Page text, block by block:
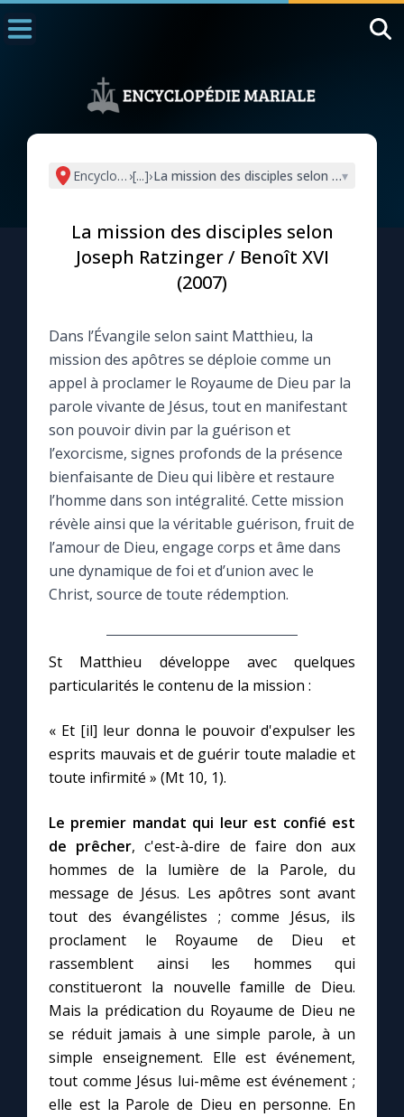
L'actualité de la semaine
La newsletter
La vidéo de la semaine
Le compte Tiktok
Le magazine
Le site internet
Questions-réponses
Prier au quotidien
L'Évangile chaque jour
Marie qui défait les nœuds
Me consacrer à Jésus par Marie
Mes intentions de prière
Une Minute avec Marie
Une neuvaine
Encyclopédie mariale
›[...]›La mission des disciples selon Joseph
▾
La mission des disciples selon
Joseph Ratzinger / Benoît XVI
(2007)
Dans l’Évangile selon saint Matthieu, la
mission des apôtres se déploie comme un
appel à proclamer le Royaume de Dieu par la
parole vivante de Jésus, tout en manifestant
son pouvoir divin par la guérison et
l’exorcisme, signes profonds de la présence
bienfaisante de Dieu qui libère et restaure
l’homme dans son intégralité. Cette mission
révèle ainsi que la véritable guérison, fruit de
l’amour de Dieu, engage corps et âme dans
une dynamique de foi et d’union avec le
Christ, source de toute rédemption.
St Matthieu développe avec quelques
particularités le contenu de la mission :
« Et [il] leur donna le pouvoir d'expulser les
esprits mauvais et de guérir toute maladie et
toute infirmité » (Mt 10, 1).
Le premier mandat qui leur est confié est
de prêcher, c'est-à-dire de faire don aux
hommes de la lumière de la Parole, du
message de Jésus. Les apôtres sont avant
tout des évangélistes ; comme Jésus, ils
proclament le Royaume de Dieu et
rassemblent ainsi les hommes qui
constitueront la nouvelle famille de Dieu.
Mais la prédication du Royaume de Dieu ne
se réduit jamais à une simple parole, à un
simple enseignement. Elle est événement,
tout comme Jésus lui-même est événement ;
elle est la Parole de Dieu en personne. En